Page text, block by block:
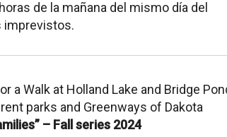
de la mañana del mismo día del
imprevistos.
a Walk at Holland Lake and Bridge
parks and Greenways of Dakota
– Fall series 2024